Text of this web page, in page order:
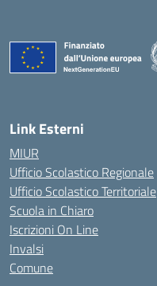
Link Esterni
MIUR
Ufficio Scolastico Regionale
Ufficio Scolastico Territoriale
Scuola in Chiaro
Iscrizioni On Line
Invalsi
Comune